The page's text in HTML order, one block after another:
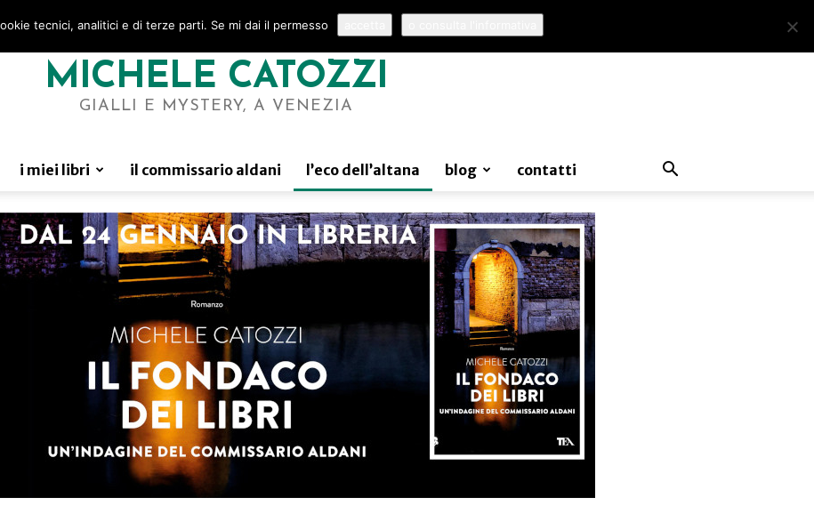
MICHELE CATOZZI
GIALLI E MYSTERY, A VENEZIA
i miei libri il commissario aldani l’eco dell’altana blog contatti
tecnici, analitici e di terze parti. Se mi dai il permesso